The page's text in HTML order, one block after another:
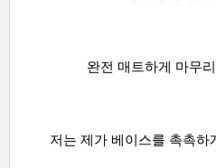
완전 매트하게 마무
저는 제가 베이스를 촉촉하